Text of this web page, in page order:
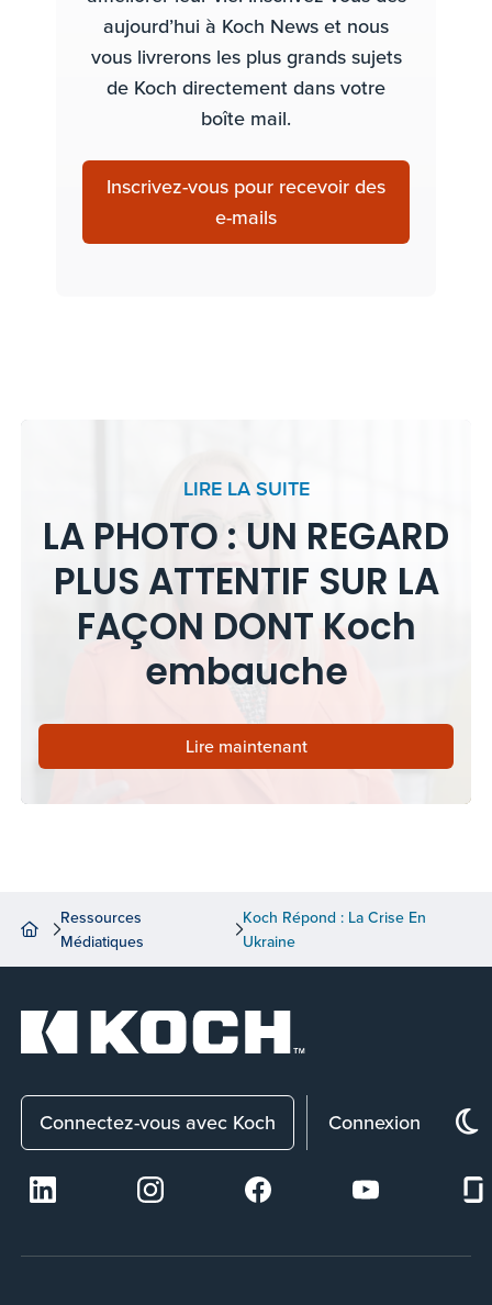
aujourd’hui à Koch News et nous
vous livrerons les plus grands sujets
de Koch directement dans votre
boîte mail.
Inscrivez-vous pour recevoir des
e-mails
LIRE LA SUITE
LA PHOTO : UN REGARD
PLUS ATTENTIF SUR LA
FAÇON DONT Koch
embauche
Lire maintenant
Ressources
Médiatiques
Koch Répond : La Crise En
Ukraine
Connectez-vous avec Koch Connexion